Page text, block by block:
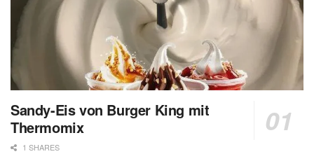
Sandy-Eis von Burger King mit
Thermomix
1 SHARES